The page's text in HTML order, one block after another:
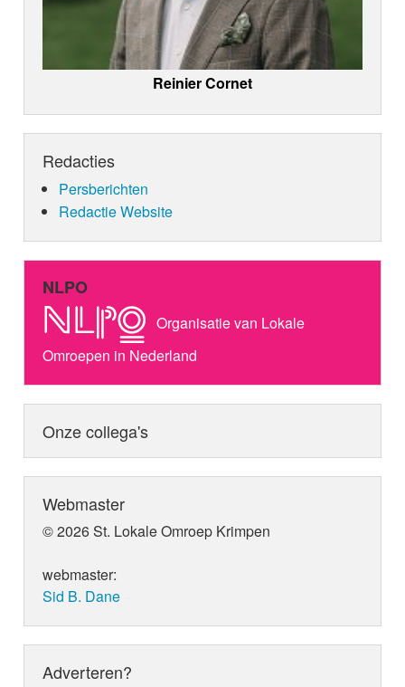
Reinier Cornet
Redacties
Persberichten
Redactie Website
NLPO
Organisatie van Lokale
Omroepen in Nederland
Onze collega's
Webmaster
© 2026 St. Lokale Omroep Krimpen
webmaster:
Sid B. Dane
Adverteren?